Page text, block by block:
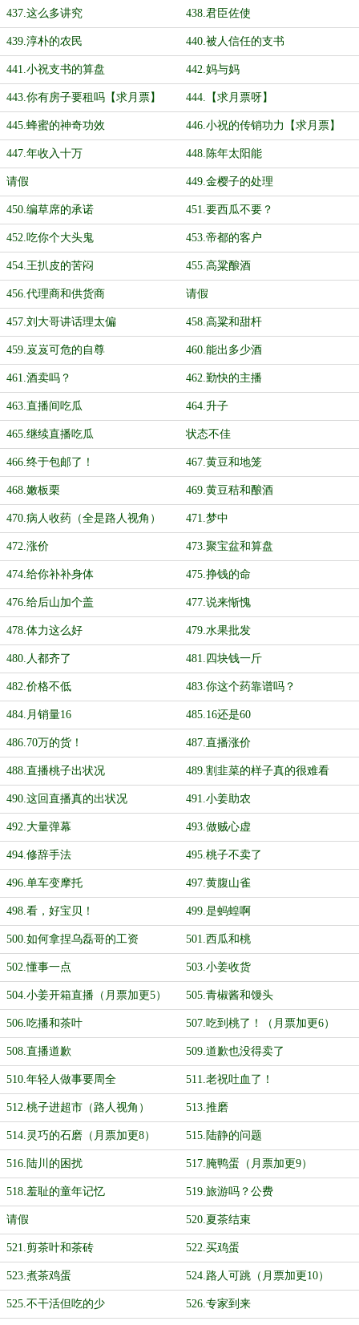
437.这么多讲究 438.君臣佐使
439.淳朴的农民 440.被人信任的支书
441.小祝支书的算盘 442.妈与妈
443.你有房子要租吗【求月票】 444.【求月票呀】
445.蜂蜜的神奇功效 446.小祝的传销功力【求月票】
447.年收入十万 448.陈年太阳能
请假 449.金樱子的处理
450.编草席的承诺 451.要西瓜不要？
452.吃你个大头鬼 453.帝都的客户
454.王扒皮的苦闷 455.高粱酿酒
456.代理商和供货商 请假
457.刘大哥讲话理太偏 458.高粱和甜杆
459.岌岌可危的自尊 460.能出多少酒
461.酒卖吗？ 462.勤快的主播
463.直播间吃瓜 464.升子
465.继续直播吃瓜 状态不佳
466.终于包邮了！ 467.黄豆和地笼
468.嫩板栗 469.黄豆秸和酿酒
470.病人收药（全是路人视角） 471.梦中
472.涨价 473.聚宝盆和算盘
474.给你补补身体 475.挣钱的命
476.给后山加个盖 477.说来惭愧
478.体力这么好 479.水果批发
480.人都齐了 481.四块钱一斤
482.价格不低 483.你这个药靠谱吗？
484.月销量16 485.16还是60
486.70万的货！ 487.直播涨价
488.直播桃子出状况 489.割韭菜的样子真的很难看
490.这回直播真的出状况 491.小姜助农
492.大量弹幕 493.做贼心虚
494.修辞手法 495.桃子不卖了
496.单车变摩托 497.黄腹山雀
498.看，好宝贝！ 499.是蚂蝗啊
500.如何拿捏乌磊哥的工资 501.西瓜和桃
502.懂事一点 503.小姜收货
504.小姜开箱直播（月票加更5） 505.青椒酱和馒头
506.吃播和茶叶 507.吃到桃了！（月票加更6）
508.直播道歉 509.道歉也没得卖了
510.年轻人做事要周全 511.老祝吐血了！
512.桃子进超市（路人视角） 513.推磨
514.灵巧的石磨（月票加更8） 515.陆静的问题
516.陆川的困扰 517.腌鸭蛋（月票加更9）
518.羞耻的童年记忆 519.旅游吗？公费
请假 520.夏茶结束
521.剪茶叶和茶砖 522.买鸡蛋
523.煮茶鸡蛋 524.路人可跳（月票加更10）
525.不干活但吃的少 526.专家到来